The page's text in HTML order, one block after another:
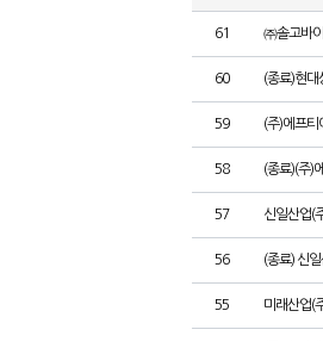
61 ㈜솔고바
60 (종료)현대
59 (주)에프티
58 (종료)(주)
57 신일산업(
56 (종료) 신
55 미래산업(